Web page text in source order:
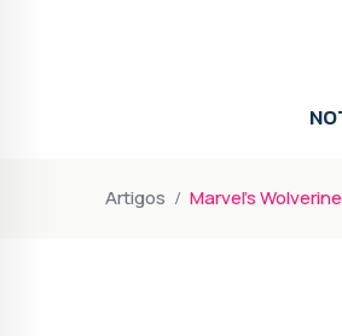
Artigos Marvel's